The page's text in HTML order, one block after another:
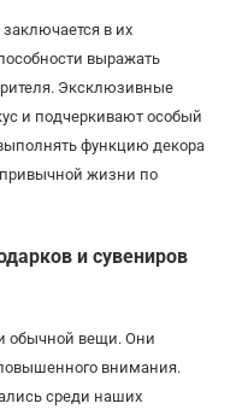
в их
выражать
Эксклюзивные
и подчеркивают особый
функцию декора
привычной жизни по
и сувениров
обычной вещи. Они
внимания.
среди наших